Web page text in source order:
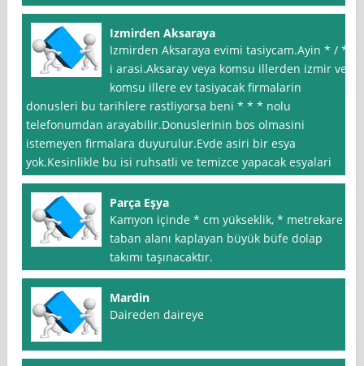
Izmirden Aksaraya
Izmirden Aksaraya evimi tasiycam.Ayin * / *
i arasi.Aksaray veya komsu illerden izmir ve
komsu illere ev tasiyacak firmalarin
donusleri bu tarihlere rastliyorsa beni * * * nolu
telefonumdan arayabilir.Donuslerinin bos olmasini
istemeyen firmalara duyurulur.Evde asiri bir esya
yok.Kesinlikle bu isi ruhsatli ve temizce yapacak esyalari
Parça Eşya
Kamyon içinde * cm yükseklik, * metrekare
taban alanı kaplayan büyük büfe dolap
takımı taşınacaktır.
Mardin
Daireden daireye